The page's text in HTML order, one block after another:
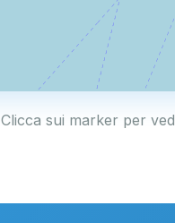
Clicca sui marker per